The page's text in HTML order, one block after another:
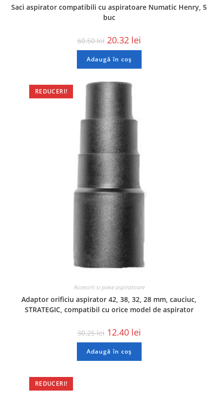
Saci aspirator compatibili cu aspiratoare Numatic Henry, 5
buc
60.50lei 20.32 lei
Adaugă în coș
REDUCERI!
Accesorii si piese aspiratoare
Adaptor orificiu aspirator 42, 38, 32, 28 mm, cauciuc,
STRATEGIC, compatibil cu orice model de aspirator
30.25lei 12.40 lei
Adaugă în coș
REDUCERI!